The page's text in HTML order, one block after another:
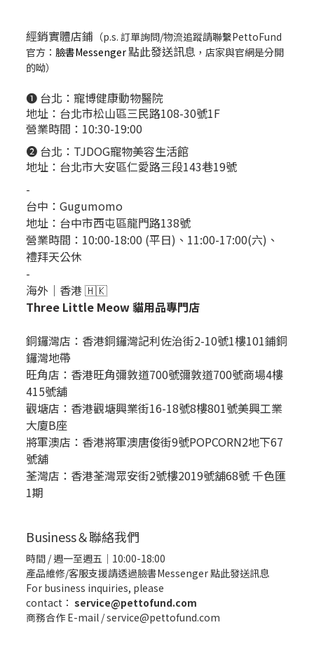
經銷實體店鋪 （p.s. 訂單詢問/物流追蹤請聯繫PettoFund
官方： 臉書Messenger點此發送訊息 ，店家與官網是分開
的呦）
❶ 台北： 寵博健康動物醫院
地址：台北市松山區三民路108-30號1F
營業時間：10:30-19:00
❷ 台北： TJDOG寵物美容生活館
地址：台北市大安區仁愛路三段143巷19號
-
台中： Gugumomo
地址： 台中市西屯區龍門路138號
營業時間：10:00-18:00 (平日)、11:00-17:00(六)、
禮拜天公休
-
海外｜香港 🇭🇰
Three Little Meow 貓用品專門店
銅鑼灣店： 香港銅鑼灣記利佐治街2-10號1樓101鋪銅
鑼灣地帶
旺角店：香港旺角彌敦道700號彌敦道700號商場4樓
415號舖
觀塘店：香港觀塘興業街16-18號8樓801號美興工業
大廈B座
將軍澳店：香港將軍澳唐俊街9號POPCORN2地下67
號舖
荃灣店：香港荃灣眾安街2號樓2019號舖68號 千色匯
1期
Business＆聯絡我們
時間 / 週一至週五｜10:00-18:00
產品維修/客服支援請透過臉書Messenger點此發送訊息
For business inquiries, please
contact： service@pettofund.com
商務合作 E-mail / service@pettofund.com